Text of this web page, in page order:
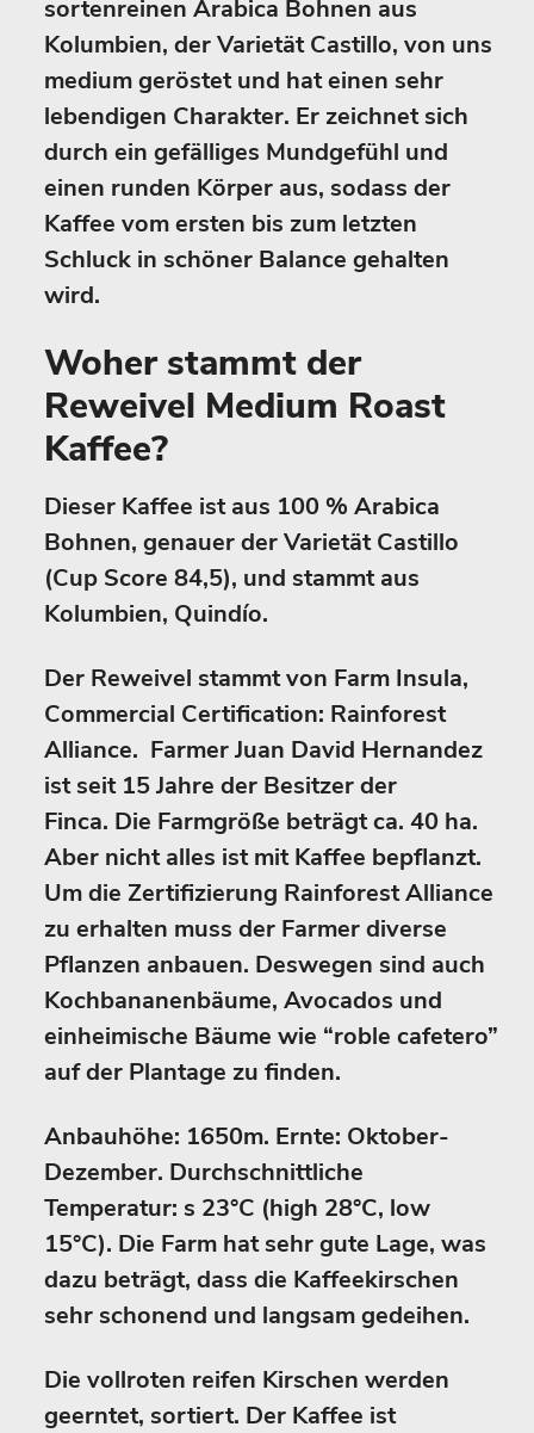
sortenreinen Arabica Bohnen aus
Kolumbien, der Varietät Castillo, von uns
medium geröstet und hat einen sehr
lebendigen Charakter. Er zeichnet sich
durch ein gefälliges Mundgefühl und
einen runden Körper aus, sodass der
Kaffee vom ersten bis zum letzten
Schluck in schöner Balance gehalten
wird.
Woher stammt der
Reweivel Medium Roast
Kaffee?
Dieser Kaffee ist aus 100 % Arabica
Bohnen, genauer der Varietät Castillo
(Cup Score 84,5), und stammt aus
Kolumbien, Quindío.
Der Reweivel stammt von Farm Insula,
Commercial Certification: Rainforest
Alliance. Farmer Juan David Hernandez
ist seit 15 Jahre der Besitzer der
Finca. Die Farmgröße beträgt ca. 40 ha.
Aber nicht alles ist mit Kaffee bepflanzt.
Um die Zertifizierung Rainforest Alliance
zu erhalten muss der Farmer diverse
Pflanzen anbauen. Deswegen sind auch
Kochbananenbäume, Avocados und
einheimische Bäume wie “roble cafetero”
auf der Plantage zu finden.
Anbauhöhe: 1650m. Ernte: Oktober-
Dezember. Durchschnittliche
Temperatur: s 23°C (high 28°C, low
15°C). Die Farm hat sehr gute Lage, was
dazu beträgt, dass die Kaffeekirschen
sehr schonend und langsam gedeihen.
Die vollroten reifen Kirschen werden
geerntet, sortiert. Der Kaffee ist